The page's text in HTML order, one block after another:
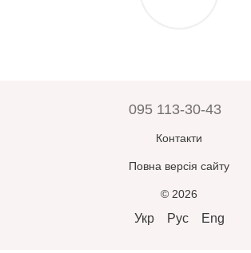
095 113-30-43
Контакти
Повна версія сайту
© 2026
Укр Рус Eng